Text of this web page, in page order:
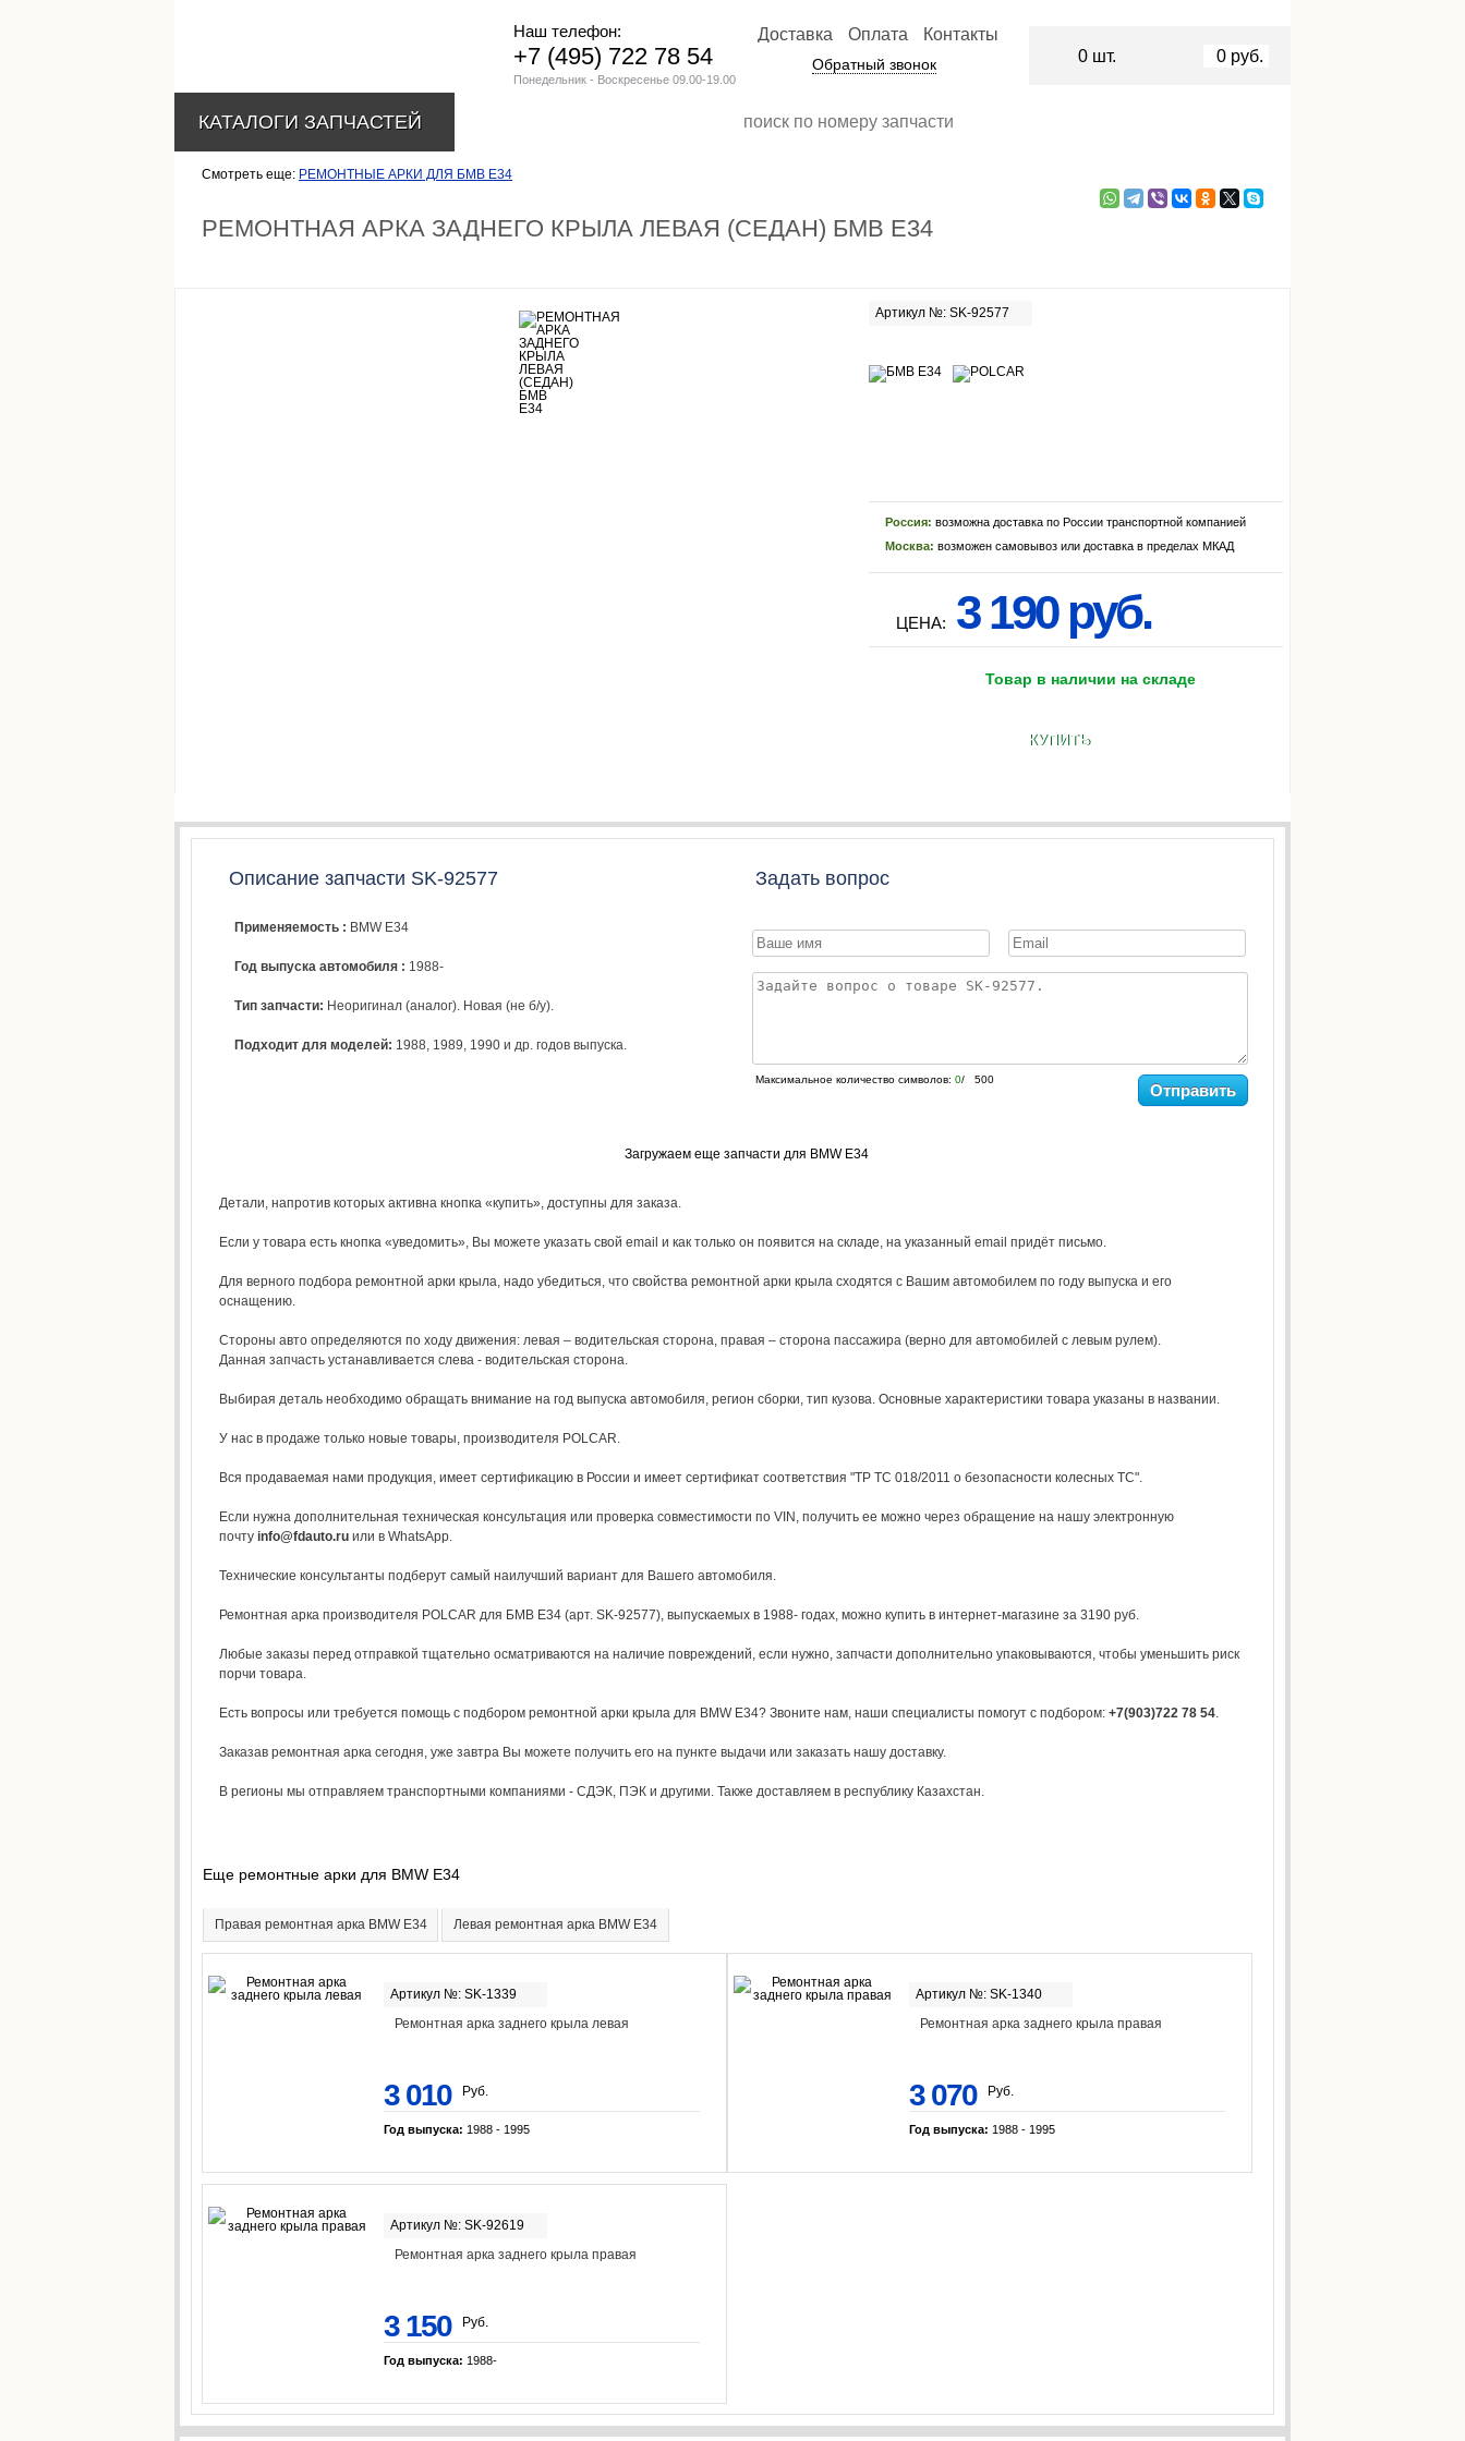
Смотреть еще: РЕМОНТНЫЕ АРКИ ДЛЯ БМВ Е34
РЕМОНТНАЯ АРКА ЗАДНЕГО КРЫЛА ЛЕВАЯ (СЕДАН) БМВ Е34
Артикул №: SK-92577
Россия: возможна доставка по России транспортной компанией
Москва: возможен самовывоз или доставка в пределах МКАД
ЦЕНА: 3 190 руб.
Товар в наличии на складе
КУПИТЬ
Описание запчасти SK-92577
Применяемость : BMW E34
Год выпуска автомобиля : 1988-
Тип запчасти: Неоригинал (аналог). Новая (не б/у).
Подходит для моделей: 1988, 1989, 1990 и др. годов выпуска.
Задать вопрос
Максимальное количество символов: 0/ 500
Отправить
Загружаем еще запчасти для BMW E34
Детали, напротив которых активна кнопка «купить», доступны для заказа.
Если у товара есть кнопка «уведомить», Вы можете указать свой email и как только он появится на складе, на указанный email придёт письмо.
Для верного подбора ремонтной арки крыла, надо убедиться, что свойства ремонтной арки крыла сходятся с Вашим автомобилем по году выпуска и его
оснащению.
Стороны авто определяются по ходу движения: левая – водительская сторона, правая – сторона пассажира (верно для автомобилей с левым рулем).
Данная запчасть устанавливается слева - водительская сторона.
Выбирая деталь необходимо обращать внимание на год выпуска автомобиля, регион сборки, тип кузова. Основные характеристики товара указаны в названии.
У нас в продаже только новые товары, производителя POLCAR.
Вся продаваемая нами продукция, имеет сертификацию в России и имеет сертификат соответствия "ТР ТС 018/2011 о безопасности колесных ТС".
Если нужна дополнительная техническая консультация или проверка совместимости по VIN, получить ее можно через обращение на нашу электронную
почту info@fdauto.ru или в WhatsApp.
Технические консультанты подберут самый наилучший вариант для Вашего автомобиля.
Ремонтная арка производителя POLCAR для БМВ Е34 (арт. SK-92577), выпускаемых в 1988- годах, можно купить в интернет-магазине за 3190 руб.
Любые заказы перед отправкой тщательно осматриваются на наличие повреждений, если нужно, запчасти дополнительно упаковываются, чтобы уменьшить риск
порчи товара.
Есть вопросы или требуется помощь с подбором ремонтной арки крыла для BMW E34? Звоните нам, наши специалисты помогут с подбором: +7(903)722 78 54.
Заказав ремонтная арка сегодня, уже завтра Вы можете получить его на пункте выдачи или заказать нашу доставку.
В регионы мы отправляем транспортными компаниями - СДЭК, ПЭК и другими. Также доставляем в республику Казахстан.
Еще ремонтные арки для BMW E34
Правая ремонтная арка BMW E34 Левая ремонтная арка BMW E34
Артикул №: SK-1339
Ремонтная арка заднего крыла левая
3 010 Руб.
Год выпуска: 1988 - 1995
Артикул №: SK-1340
Ремонтная арка заднего крыла правая
3 070 Руб.
Год выпуска: 1988 - 1995
Артикул №: SK-92619
Ремонтная арка заднего крыла правая
3 150 Руб.
Год выпуска: 1988-
Наш телефон:
+7 (495) 722 78 54
Понедельник - Воскресенье 09.00-19.00
Доставка Оплата Контакты
Обратный звонок 0 шт. 0 руб.
КАТАЛОГИ ЗАПЧАСТЕЙ